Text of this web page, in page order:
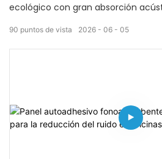
ecológico con gran absorción
decoración de oficinas, estudios y
tamaños personalizados
2026 06 05
90 puntos de vista